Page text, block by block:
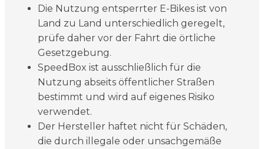
Die Nutzung entsperrter E-Bikes ist von
Land zu Land unterschiedlich geregelt,
prüfe daher vor der Fahrt die örtliche
Gesetzgebung.
SpeedBox ist ausschließlich für die
Nutzung abseits öffentlicher Straßen
bestimmt und wird auf eigenes Risiko
verwendet.
Der Hersteller haftet nicht für Schäden,
die durch illegale oder unsachgemäße